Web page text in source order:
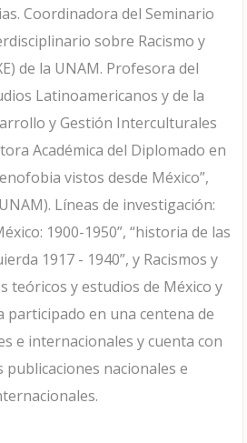
Coordinadora del Seminario
sobre Racismo y
de la UNAM. Profesora del
Latinoamericanos y de la
y Gestión Interculturales
Académica del Diplomado en
vistos desde México”,
UNAM). Líneas de investigación:
1900-1950”, “historia de las
1917 - 1940”, y Racismos y
teóricos y estudios de México y
participado en una centena de
e internacionales y cuenta con
publicaciones nacionales e